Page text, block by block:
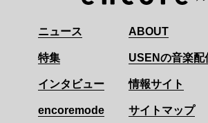
ニュース
特集
インタビュー
encoremode
ABOUT
USENの音楽配
情報サイト
サイトマップ